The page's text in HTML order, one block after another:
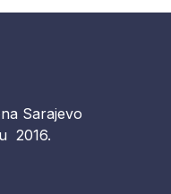
Sarajevo
2016.